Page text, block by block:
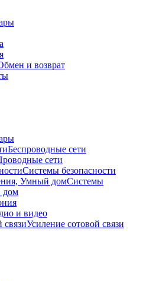
и возврат
Беспроводные сети
сети
Системы безопасности
Системы
дом
и видео
Усиление сотовой связи